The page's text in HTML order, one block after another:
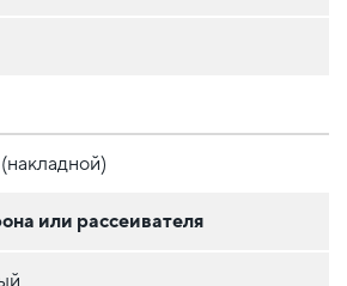
или рассеивателя